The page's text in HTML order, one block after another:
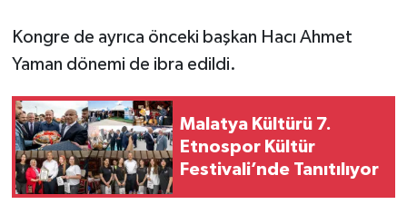
Kongre de ayrıca önceki başkan Hacı Ahmet
Yaman dönemi de ibra edildi.
Malatya Kültürü 7.
Etnospor Kültür
Festivali’nde Tanıtılıyor